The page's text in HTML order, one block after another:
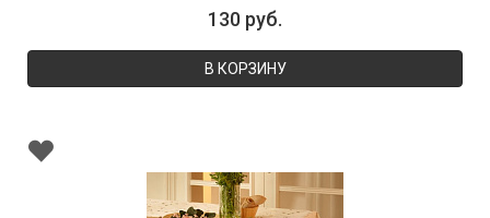
130 руб.
В КОРЗИНУ